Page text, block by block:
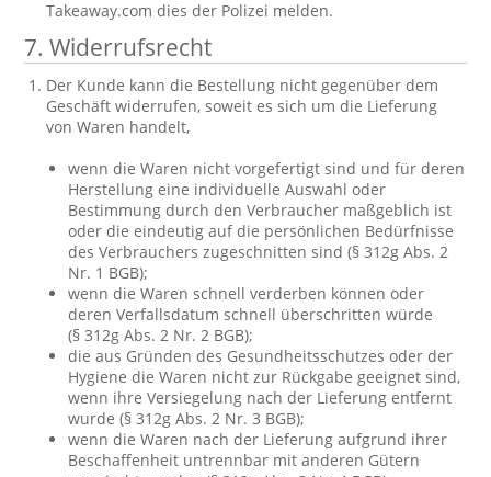
Takeaway.com dies der Polizei melden.
7. Widerrufsrecht
Der Kunde kann die Bestellung nicht gegenüber dem
Geschäft widerrufen, soweit es sich um die Lieferung
von Waren handelt,
wenn die Waren nicht vorgefertigt sind und für deren
Herstellung eine individuelle Auswahl oder
Bestimmung durch den Verbraucher maßgeblich ist
oder die eindeutig auf die persönlichen Bedürfnisse
des Verbrauchers zugeschnitten sind (§ 312g Abs. 2
Nr. 1 BGB);
wenn die Waren schnell verderben können oder
deren Verfallsdatum schnell überschritten würde
(§ 312g Abs. 2 Nr. 2 BGB);
die aus Gründen des Gesundheitsschutzes oder der
Hygiene die Waren nicht zur Rückgabe geeignet sind,
wenn ihre Versiegelung nach der Lieferung entfernt
wurde (§ 312g Abs. 2 Nr. 3 BGB);
wenn die Waren nach der Lieferung aufgrund ihrer
Beschaffenheit untrennbar mit anderen Gütern